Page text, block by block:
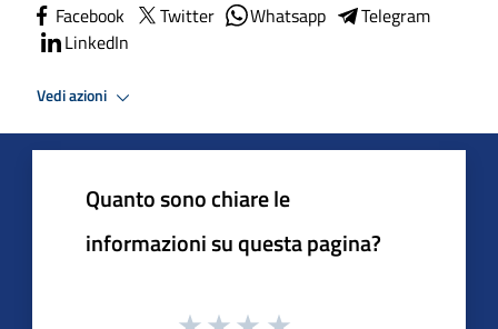
Facebook Twitter Whatsapp
Telegram
LinkedIn
Vedi azioni
Quanto sono chiare le
informazioni su questa pagina?